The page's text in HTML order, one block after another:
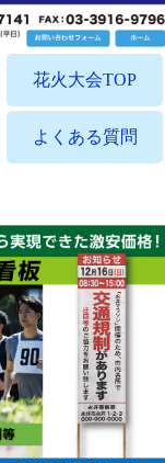
花火大会TOP
よくある質問